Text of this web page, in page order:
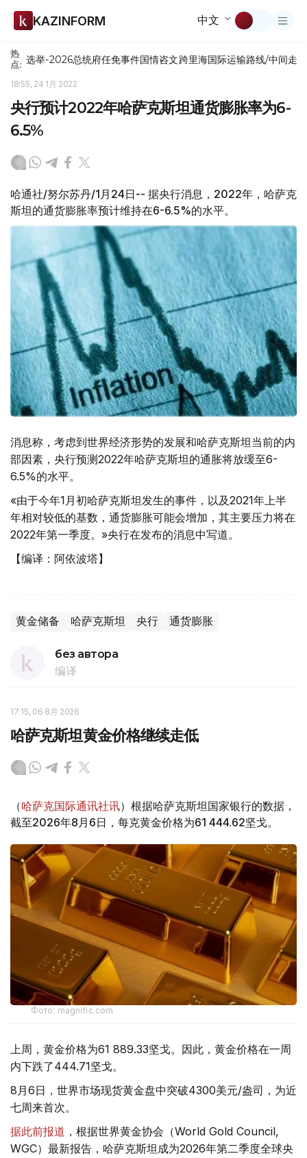
KAZINFORM 中文
热
点: 选举-2026总统府任免事件国情咨文跨里海国际运输路线/中间走廊
18:55, 24 1月 2022
央行预计2022年哈萨克斯坦通货膨胀率为6-
6.5%
哈通社/努尔苏丹/1月24日-- 据央行消息，2022年，哈萨克
斯坦的通货膨胀率预计维持在6-6.5%的水平。
消息称，考虑到世界经济形势的发展和哈萨克斯坦当前的内
部因素，央行预测2022年哈萨克斯坦的通胀将放缓至6-
6.5%的水平。
«由于今年1月初哈萨克斯坦发生的事件，以及2021年上半
年相对较低的基数，通货膨胀可能会增加，其主要压力将在
2022年第一季度。»央行在发布的消息中写道。
【编译：阿依波塔】
黄金储备 哈萨克斯坦 央行 通货膨胀
без автора
编译
17:15, 06 8月 2026
哈萨克斯坦黄金价格继续走低
（哈萨克国际通讯社讯）根据哈萨克斯坦国家银行的数据，
截至2026年8月6日，每克黄金价格为61 444.62坚戈。
Фото: magnific.com
上周，黄金价格为61 889.33坚戈。因此，黄金价格在一周
内下跌了444.71坚戈。
8月6日，世界市场现货黄金盘中突破4300美元/盎司，为近
七周来首次。
据此前报道 ，根据世界黄金协会（World Gold Council,
WGC）最新报告，哈萨克斯坦成为2026年第二季度全球央